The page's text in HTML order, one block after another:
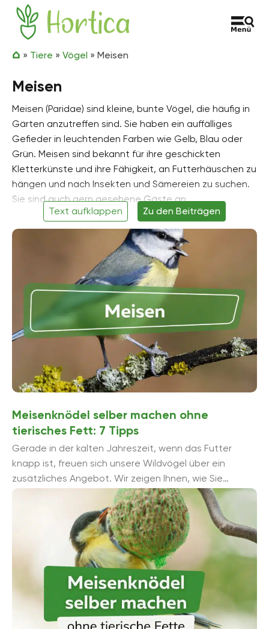
Zum Inhalt springen
Hortica
» Tiere » Vögel » Meisen
Meisen
Meisen (Paridae) sind kleine, bunte Vögel, die häufig in
Gärten anzutreffen sind. Sie haben ein auffälliges
Gefieder in leuchtenden Farben wie Gelb, Blau oder
Grün. Meisen sind bekannt für ihre geschickten
Kletterkünste und ihre Fähigkeit, an Futterhäuschen zu
hängen und nach Insekten und Sämereien zu suchen.
Sie sind auch gern gesehene Gäste an
Futterhäuschen und können mit ihrem fröhlichen
Gezwitscher und ihren spielerischen Flugmanövern viel
Freude bereiten. Meisen sind Höhlenbrüter und nisten
in Nistkästen oder Baumhöhlen. Um die Vögel in den
Garten zu locken, kann man ihnen Vogelfutter,
Meisenknödel oder Sonnenblumenkerne anbieten. Zu
den bekanntesten Vertretern der Vogelfamilie
gehören die Kohlmeise (Parus major) und Blaumeise
(Cyanistes caeruleus).
Text aufklappen Zu den Beiträgen
Meisenknödel selber machen ohne
tierisches Fett: 7 Tipps
Gerade in der kalten Jahreszeit, wenn das Futter
knapp ist, freuen sich unsere Wildvögel über ein
zusätzliches Angebot. Wir zeigen Ihnen, wie Sie
Meisenknödel selber machen kö...